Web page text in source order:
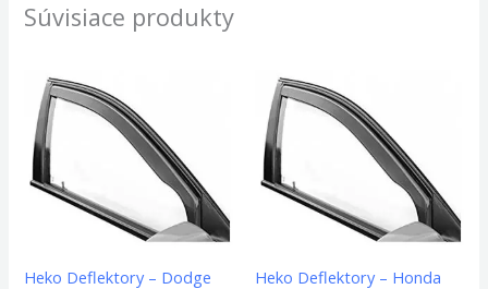
Súvisiace produkty
Heko Deflektory – Dodge
Heko Deflektory – Honda